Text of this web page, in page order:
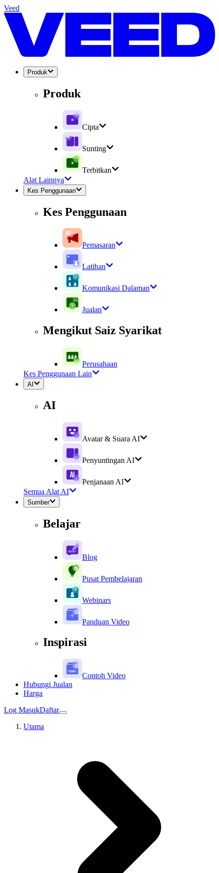
Veed
Produk
Produk
Cipta
Sunting
Terbitkan
Alat Lainnya
Kes Penggunaan
Kes Penggunaan
Pemasaran
Latihan
Komunikasi Dalaman
Jualan
Mengikut Saiz Syarikat
Perusahaan
Kes Penggunaan Lain
AI
AI
Avatar & Suara AI
Penyuntingan AI
Penjanaan AI
Semua Alat AI
Sumber
Belajar
Blog
Pusat Pembelajaran
Webinars
Panduan Video
Inspirasi
Contoh Video
Hubungi Jualan
Harga
Log MasukDaftar
Utama